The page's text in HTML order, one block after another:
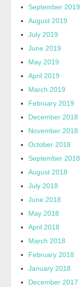
September 2019
August 2019
July 2019
June 2019
May 2019
April 2019
March 2019
February 2019
December 2018
November 2018
October 2018
September 2018
August 2018
July 2018
June 2018
May 2018
April 2018
March 2018
February 2018
January 2018
December 2017